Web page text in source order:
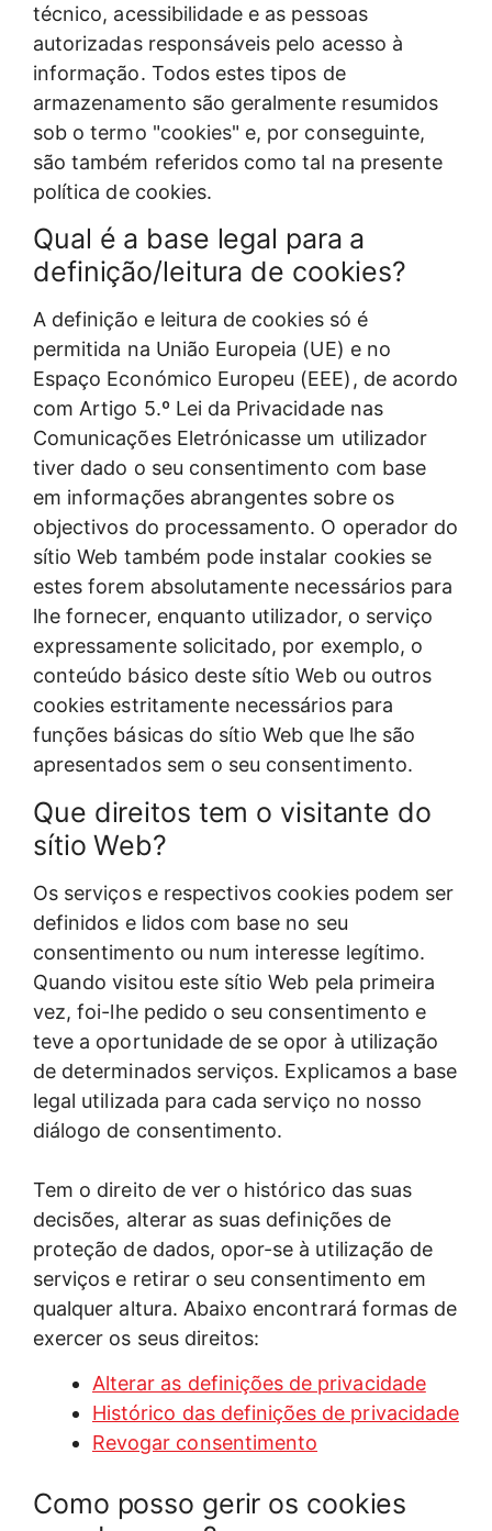
técnico, acessibilidade e as pessoas
autorizadas responsáveis pelo acesso à
informação. Todos estes tipos de
armazenamento são geralmente resumidos
sob o termo "cookies" e, por conseguinte,
são também referidos como tal na presente
política de cookies.
Qual é a base legal para a
definição/leitura de cookies?
A definição e leitura de cookies só é
permitida na União Europeia (UE) e no
Espaço Económico Europeu (EEE), de acordo
com Artigo 5.º Lei da Privacidade nas
Comunicações Eletrónicasse um utilizador
tiver dado o seu consentimento com base
em informações abrangentes sobre os
objectivos do processamento. O operador do
sítio Web também pode instalar cookies se
estes forem absolutamente necessários para
lhe fornecer, enquanto utilizador, o serviço
expressamente solicitado, por exemplo, o
conteúdo básico deste sítio Web ou outros
cookies estritamente necessários para
funções básicas do sítio Web que lhe são
apresentados sem o seu consentimento.
Que direitos tem o visitante do
sítio Web?
Os serviços e respectivos cookies podem ser
definidos e lidos com base no seu
consentimento ou num interesse legítimo.
Quando visitou este sítio Web pela primeira
vez, foi-lhe pedido o seu consentimento e
teve a oportunidade de se opor à utilização
de determinados serviços. Explicamos a base
legal utilizada para cada serviço no nosso
diálogo de consentimento.
Tem o direito de ver o histórico das suas
decisões, alterar as suas definições de
proteção de dados, opor-se à utilização de
serviços e retirar o seu consentimento em
qualquer altura. Abaixo encontrará formas de
exercer os seus direitos:
Alterar as definições de privacidade
Histórico das definições de privacidade
Revogar consentimento
Como posso gerir os cookies